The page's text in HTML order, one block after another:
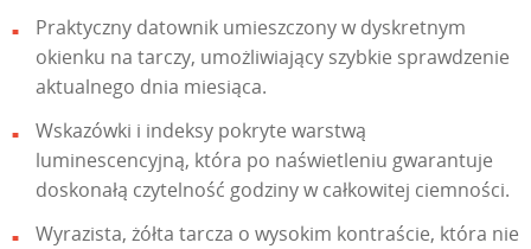
Praktyczny datownik umieszczony w dyskretnym
okienku na tarczy, umożliwiający szybkie sprawdzenie
aktualnego dnia miesiąca.
Wskazówki i indeksy pokryte warstwą
luminescencyjną, która po naświetleniu gwarantuje
doskonałą czytelność godziny w całkowitej ciemności.
Wyrazista, żółta tarcza o wysokim kontraście, która nie